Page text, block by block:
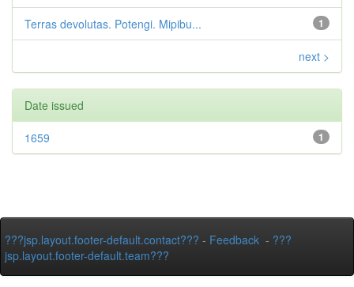
1
Terras devolutas. Potengi. Mipibu...
next >
Date issued
1
1659
???jsp.layout.footer-default.contact??? - Feedback - ???
jsp.layout.footer-default.team???